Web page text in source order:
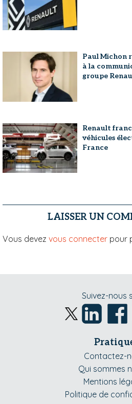
Paul Michon
à la
groupe
Renault
véhicules
France
LAISSER UN
Vous devez vous connecter pour
Suivez-nous
Contactez-
Qui sommes
Mentions
Politique de